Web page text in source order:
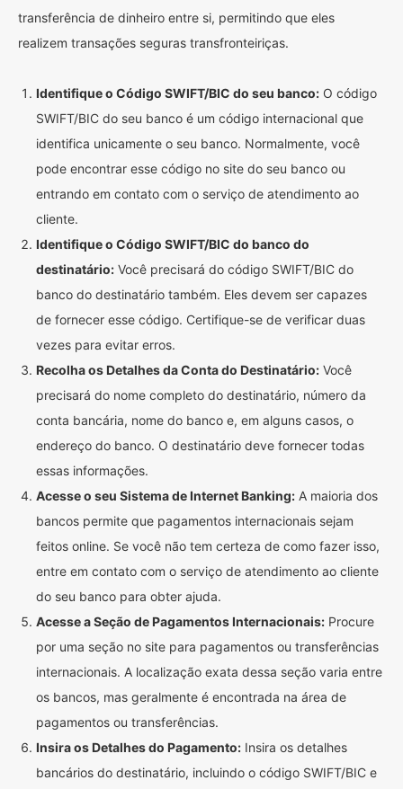
transferência de dinheiro entre si, permitindo que eles
realizem transações seguras transfronteiriças.
Identifique o Código SWIFT/BIC do seu banco: O código
SWIFT/BIC do seu banco é um código internacional que
identifica unicamente o seu banco. Normalmente, você
pode encontrar esse código no site do seu banco ou
entrando em contato com o serviço de atendimento ao
cliente.
Identifique o Código SWIFT/BIC do banco do
destinatário: Você precisará do código SWIFT/BIC do
banco do destinatário também. Eles devem ser capazes
de fornecer esse código. Certifique-se de verificar duas
vezes para evitar erros.
Recolha os Detalhes da Conta do Destinatário: Você
precisará do nome completo do destinatário, número da
conta bancária, nome do banco e, em alguns casos, o
endereço do banco. O destinatário deve fornecer todas
essas informações.
Acesse o seu Sistema de Internet Banking: A maioria dos
bancos permite que pagamentos internacionais sejam
feitos online. Se você não tem certeza de como fazer isso,
entre em contato com o serviço de atendimento ao cliente
do seu banco para obter ajuda.
Acesse a Seção de Pagamentos Internacionais: Procure
por uma seção no site para pagamentos ou transferências
internacionais. A localização exata dessa seção varia entre
os bancos, mas geralmente é encontrada na área de
pagamentos ou transferências.
Insira os Detalhes do Pagamento: Insira os detalhes
bancários do destinatário, incluindo o código SWIFT/BIC e